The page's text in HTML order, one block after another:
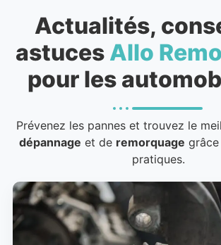
Actualités,
astuces Allo
pour les
Prévenez les pannes et trouvez le
dépannage et de remorquage
pratiques.